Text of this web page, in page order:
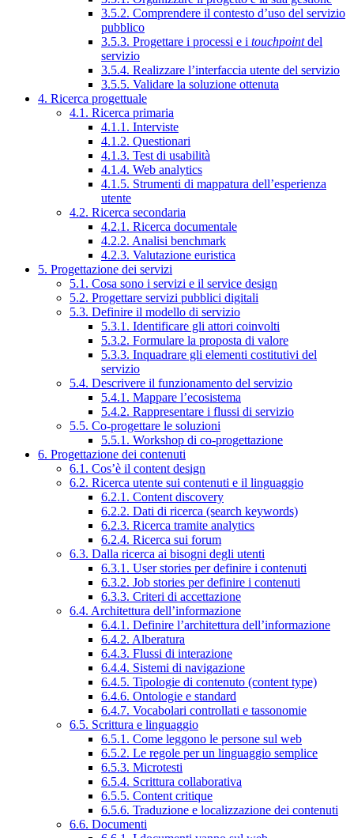
3.5.2. Comprendere il contesto d’uso del servizio
pubblico
3.5.3. Progettare i processi e i touchpointdel
servizio
3.5.4. Realizzare l’interfaccia utente del servizio
3.5.5. Validare la soluzione ottenuta
4. Ricerca progettuale
4.1. Ricerca primaria
4.1.1. Interviste
4.1.2. Questionari
4.1.3. Test di usabilità
4.1.4. Web analytics
4.1.5. Strumenti di mappatura dell’esperienza
utente
4.2. Ricerca secondaria
4.2.1. Ricerca documentale
4.2.2. Analisi benchmark
4.2.3. Valutazione euristica
5. Progettazione dei servizi
5.1. Cosa sono i servizi e il service design
5.2. Progettare servizi pubblici digitali
5.3. Definire il modello di servizio
5.3.1. Identificare gli attori coinvolti
5.3.2. Formulare la proposta di valore
5.3.3. Inquadrare gli elementi costitutivi del
servizio
5.4. Descrivere il funzionamento del servizio
5.4.1. Mappare l’ecosistema
5.4.2. Rappresentare i flussi di servizio
5.5. Co-progettare le soluzioni
5.5.1. Workshop di co-progettazione
6. Progettazione dei contenuti
6.1. Cos’è il content design
6.2. Ricerca utente sui contenuti e il linguaggio
6.2.1. Content discovery
6.2.2. Dati di ricerca (search keywords)
6.2.3. Ricerca tramite analytics
6.2.4. Ricerca sui forum
6.3. Dalla ricerca ai bisogni degli utenti
6.3.1. User stories per definire i contenuti
6.3.2. Job stories per definire i contenuti
6.3.3. Criteri di accettazione
6.4. Architettura dell’informazione
6.4.1. Definire l’architettura dell’informazione
6.4.2. Alberatura
6.4.3. Flussi di interazione
6.4.4. Sistemi di navigazione
6.4.5. Tipologie di contenuto (content type)
6.4.6. Ontologie e standard
6.4.7. Vocabolari controllati e tassonomie
6.5. Scrittura e linguaggio
6.5.1. Come leggono le persone sul web
6.5.2. Le regole per un linguaggio semplice
6.5.3. Microtesti
6.5.4. Scrittura collaborativa
6.5.5. Content critique
6.5.6. Traduzione e localizzazione dei contenuti
6.6. Documenti